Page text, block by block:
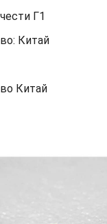
Г1
Китай
Китай